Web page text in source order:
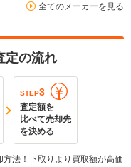
全てのメーカーを見る
定の流れ
STEP3
査定額を
比べて売却先
を決める
法！下取りより買取額が高価